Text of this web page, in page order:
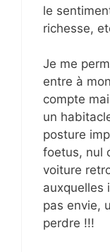
le
richesse,
Je me
entre à
compte
un
posture
foetus, nul
voiture
auxquelles
pas envie,
perdre !!!